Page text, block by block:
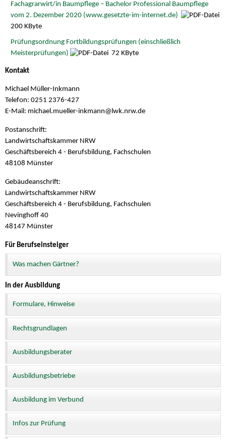
Fachagrarwirt/in Baumpflege – Bachelor Professional Baumpflege
vom 2. Dezember 2020 (www.gesetzte-im-internet.de)
200 KByte
Prüfungsordnung Fortbildungsprüfungen (einschließlich
Meisterprüfungen)
72 KByte
Kontakt
Michael Müller-Inkmann
Telefon: 0251 2376-427
E-Mail: michael.mueller-inkmann@ lwk.nrw.de
Postanschrift:
Landwirtschaftskammer NRW
Geschäftsbereich 4 - Berufsbildung, Fachschulen
48108 Münster
Gebäudeanschrift:
Landwirtschaftskammer NRW
Geschäftsbereich 4 - Berufsbildung, Fachschulen
Nevinghoff 40
48147 Münster
Für Berufseinsteiger
Was machen Gärtner?
In der Ausbildung
Formulare, Hinweise
Rechtsgrundlagen
Ausbildungsberater
Ausbildungsbetriebe
Ausbildung im Verbund
Infos zur Prüfung